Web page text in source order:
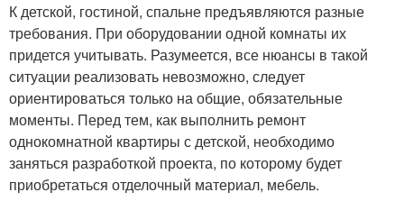
К детской, гостиной, спальне предъявляются разные
требования. При оборудовании одной комнаты их
придется учитывать. Разумеется, все нюансы в такой
ситуации реализовать невозможно, следует
ориентироваться только на общие, обязательные
моменты. Перед тем, как выполнить ремонт
однокомнатной квартиры с детской, необходимо
заняться разработкой проекта, по которому будет
приобретаться отделочный материал, мебель.